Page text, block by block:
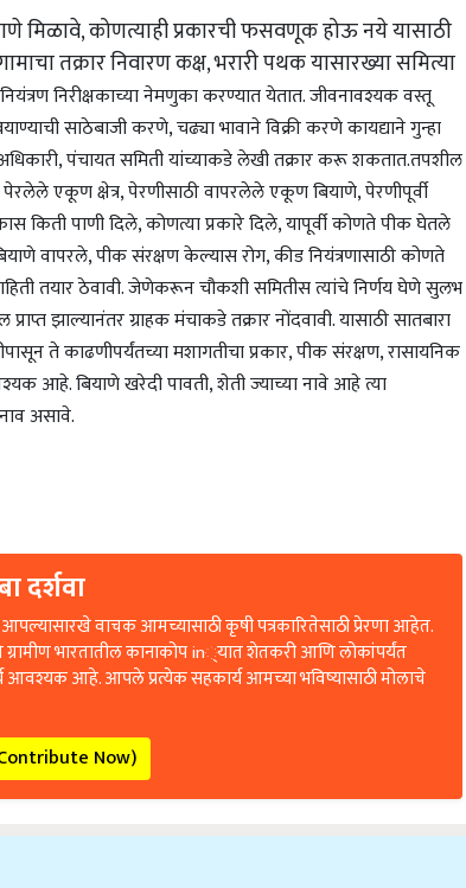
मिळावे, कोणत्याही प्रकारची फसवणूक होऊ नये यासाठी
तक्रार निवारण कक्ष, भरारी पथक यासारख्या समित्या
निरीक्षकाच्या नेमणुका करण्यात येतात. जीवनावश्यक वस्तू
साठेबाजी करणे, चढ्या भावाने विक्री करणे कायद्याने गुन्हा
पंचायत समिती यांच्याकडे लेखी तक्रार करू शकतात.तपशील
एकूण क्षेत्र, पेरणीसाठी वापरलेले एकूण बियाणे, पेरणीपूर्वी
किती पाणी दिले, कोणत्या प्रकारे दिले, यापूर्वी कोणते पीक घेतले
वापरले, पीक संरक्षण केल्यास रोग, कीड नियंत्रणासाठी कोणते
तयार ठेवावी. जेणेकरून चौकशी समितीस त्यांचे निर्णय घेणे सुलभ
झाल्यानंतर ग्राहक मंचाकडे तक्रार नोंदवावी. यासाठी सातबारा
ते काढणीपर्यंतच्या मशागतीचा प्रकार, पीक संरक्षण, रासायनिक
आहे. बियाणे खरेदी पावती, शेती ज्याच्या नावे आहे त्या
असावे.
दर्शवा
वाचक आमच्यासाठी कृषी पत्रकारितेसाठी प्रेरणा आहेत.
भारतातील कानाकोप in्यात शेतकरी आणि लोकांपर्यंत
आवश्यक आहे. आपले प्रत्येक सहकार्य आमच्या भविष्यासाठी मोलाचे
Now)